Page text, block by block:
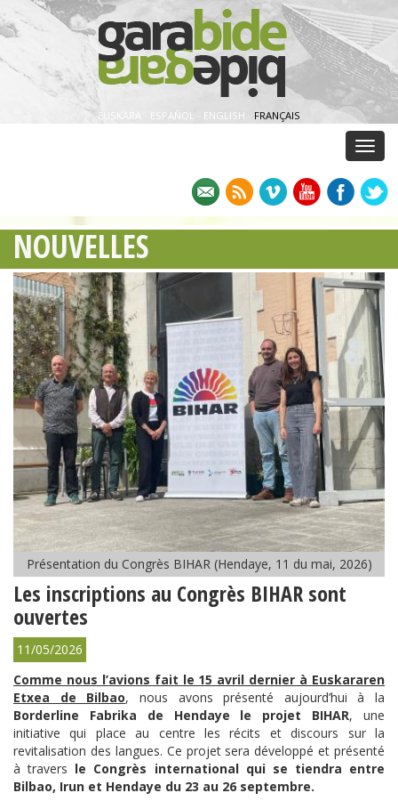
EUSKARA ESPAÑOL · ENGLISH · FRANÇAIS
NOUVELLES
Présentation du Congrès BIHAR (Hendaye, 11 du mai, 2026)
Les inscriptions au Congrès BIHAR sont
ouvertes
11/05/2026
Comme nous l’avions fait le 15 avril dernier à Euskararen
Etxea de Bilbao, nous avons présenté aujourd’hui à la
Borderline Fabrika de Hendaye le projet BIHAR, une
initiative qui place au centre les récits et discours sur la
revitalisation des langues. Ce projet sera développé et présenté
à travers le Congrès international qui se tiendra entre
Bilbao, Irun et Hendaye du 23 au 26 septembre.